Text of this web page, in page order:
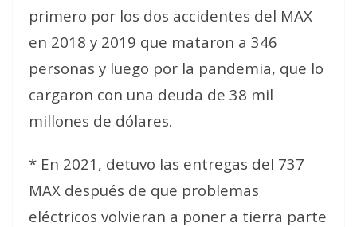
primero por los dos accidentes del MAX
en 2018 y 2019 que mataron a 346
personas y luego por la pandemia, que lo
cargaron con una deuda de 38 mil
millones de dólares.
* En 2021, detuvo las entregas del 737
MAX después de que problemas
eléctricos volvieran a poner a tierra parte